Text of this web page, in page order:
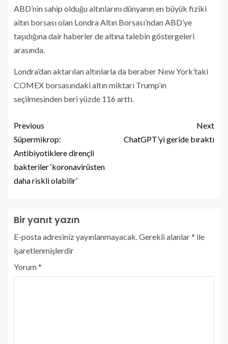
ABD’nin sahip olduğu altınlarını dünyanın en büyük fiziki
altın borsası olan Londra Altın Borsası’ndan ABD’ye
taşıdığına dair haberler de altına talebin göstergeleri
arasında.
Londra’dan aktarılan altınlarla da beraber New York’taki
COMEX borsasındaki altın miktarı Trump’ın
seçilmesinden beri yüzde 116 arttı.
Previous
Süpermikrop:
Antibiyotiklere dirençli
bakteriler ‘koronavirüsten
daha riskli olabilir’
Next
ChatGPT’yi geride bıraktı
Bir yanıt yazın
E-posta adresiniz yayınlanmayacak.Gerekli alanlar* ile
işaretlenmişlerdir
Yorum*